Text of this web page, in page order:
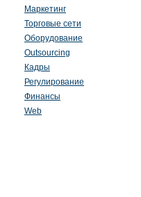
Маркетинг
Торговые сети
Оборудование
Outsourcing
Кадры
Регулирование
Финансы
Web